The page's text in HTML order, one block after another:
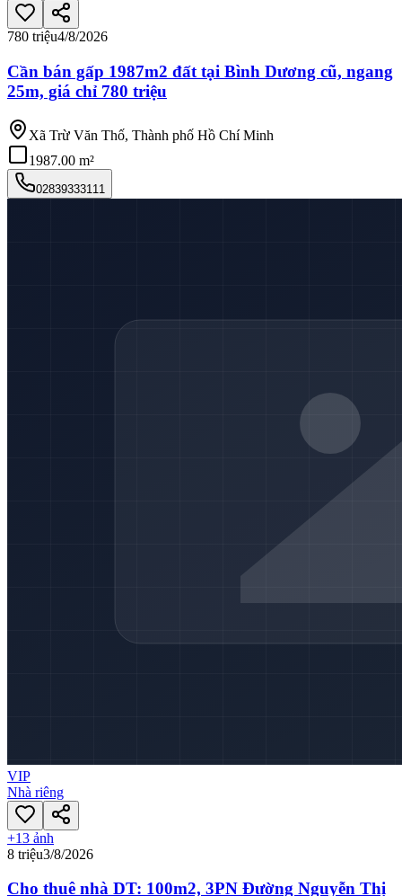
780 triệu4/8/2026
Cần bán gấp 1987m2 đất tại Bình Dương cũ, ngang
25m, giá chỉ 780 triệu
Xã Trừ Văn Thố, Thành phố Hồ Chí Minh
1987.00 m²
02839333111
VIP
Nhà riêng
+13 ảnh
8 triệu3/8/2026
Cho thuê nhà DT: 100m2, 3PN Đường Nguyễn Thị